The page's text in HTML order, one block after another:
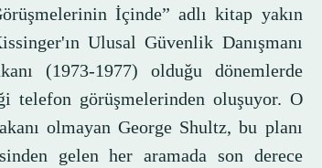
İçinde” adlı kitap yakın
Ulusal Güvenlik Danışmanı
(1973-1977) olduğu dönemlerde
telefon görüşmelerinden oluşuyor. O
olmayan George Shultz, bu planı
gelen her aramada son derece